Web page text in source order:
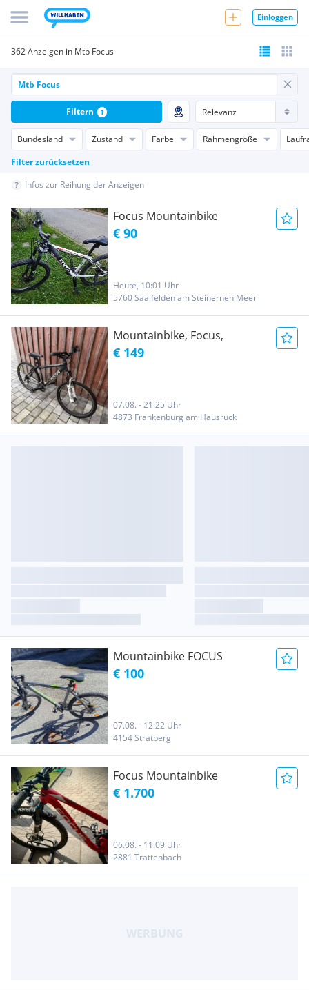
Einloggen
362 Anzeigen in Mtb Focus
Bundesland Zustand Farbe Rahmengröße
Filter zurücksetzen
Filtern 1
Infos zur Reihung der Anzeigen
Focus Mountainbike
€ 90
Heute, 10:01 Uhr
5760 Saalfelden am Steinernen Meer
Mountainbike, Focus,
€ 149
07.08. - 21:25 Uhr
4873 Frankenburg am Hausruck
Mountainbike FOCUS
€ 100
07.08. - 12:22 Uhr
4154 Stratberg
Focus Mountainbike
€ 1.700
06.08. - 11:09 Uhr
2881 Trattenbach